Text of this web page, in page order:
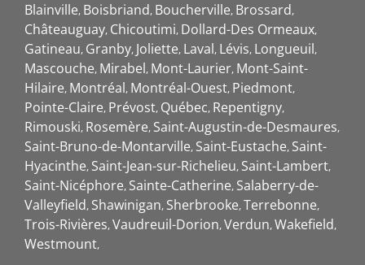
Blainville Boisbriand Boucherville Brossard
Châteauguay Chicoutimi Dollard-Des Ormeaux
Gatineau Granby Joliette Laval Lévis Longueuil
Mascouche Mirabel Mont-Laurier Mont-Saint-
Hilaire Montréal Montréal-Ouest Piedmont
Pointe-Claire Prévost Québec Repentigny
Rimouski Rosemère Saint-Augustin-de-Desmaures
Saint-Bruno-de-Montarville Saint-Eustache Saint-
Hyacinthe Saint-Jean-sur-Richelieu Saint-Lambert
Saint-Nicéphore Sainte-Catherine Salaberry-de-
Valleyfield Shawinigan Sherbrooke Terrebonne
Trois-Rivières Vaudreuil-Dorion Verdun Wakefield
Westmount